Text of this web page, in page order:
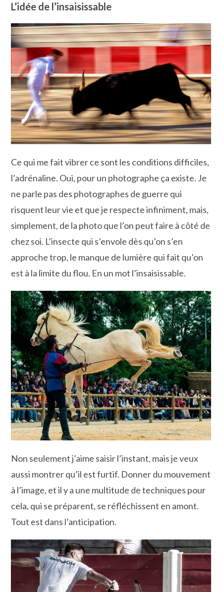
L’idée de l’insaisissable
Ce qui me fait vibrer ce sont les conditions difficiles,
l’adrénaline. Oui, pour un photographe ça existe. Je
ne parle pas des photographes de guerre qui
risquent leur vie et que je respecte infiniment, mais,
simplement, de la photo que l’on peut faire à côté de
chez soi. L’insecte qui s’envole dès qu’on s’en
approche trop, le manque de lumière qui fait qu’on
est à la limite du flou. En un mot l’insaisissable.
Non seulement j’aime saisir l’instant, mais je veux
aussi montrer qu’il est furtif. Donner du mouvement
à l’image, et il y a une multitude de techniques pour
cela, qui se préparent, se réfléchissent en amont.
Tout est dans l’anticipation.